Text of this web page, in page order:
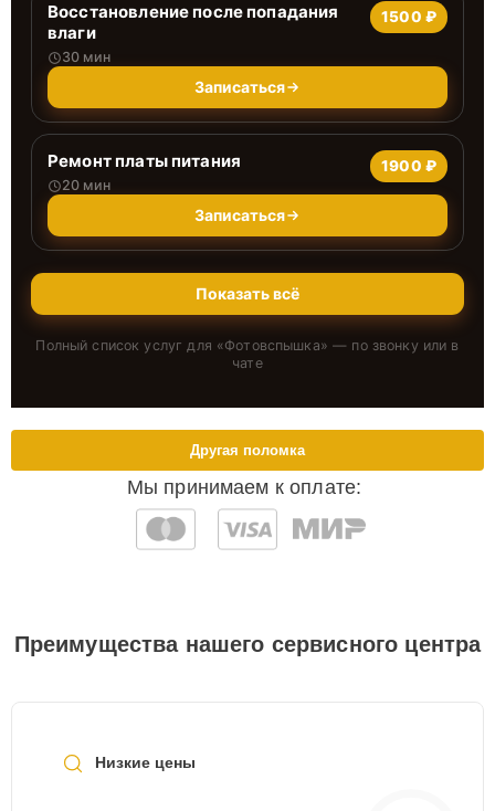
Восстановление после попадания
влаги
30 мин
1500 ₽
Записаться
Ремонт платы питания
20 мин
1900 ₽
Записаться
Показать всё
Полный список услуг для «Фотовспышка» — по звонку или в
чате
Мы принимаем к оплате:
Другая поломка
Преимущества нашего сервисного центра
Низкие цены